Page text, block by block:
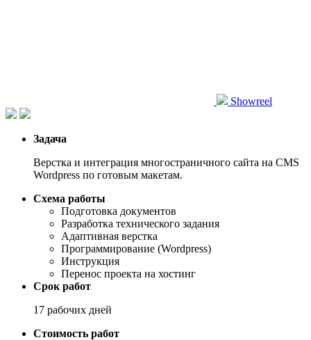
Showreel
Задача
Верстка и интеграция многостраничного сайта на CMS
Wordpress по готовым макетам.
Схема работы
Подготовка документов
Разработка технического задания
Адаптивная верстка
Программирование (Wordpress)
Инструкция
Перенос проекта на хостинг
Срок работ
17 рабочих дней
Стоимость работ